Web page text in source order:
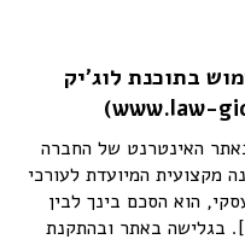
בתוכנת לוג׳יק
האינטרנט של החברה
מקצועית המיועדת לעורכי
הוא הסכם בינך לבין
בגלישה באתר ובהתקנת